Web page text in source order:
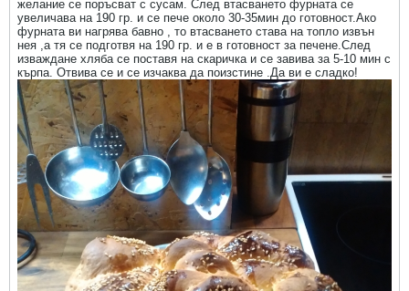
желание се поръсват с сусам. След втасването фурната се
увеличава на 190 гр. и се пече около 30-35мин до готовност.Ако
фурната ви нагрява бавно , то втасването става на топло извън
нея ,а тя се подготвя на 190 гр. и е в готовност за печене.След
изваждане хляба се поставя на скаричка и се завива за 5-10 мин с
кърпа. Отвива се и се изчаква да поизстине .Да ви е сладко!